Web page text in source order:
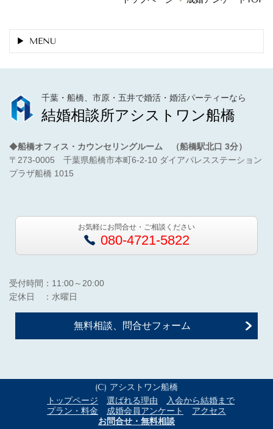
MENU
千葉・船橋、市原・五井で婚活・婚活パーティーなら
結婚相談所アシストワン船橋
◆船橋オフィス・カウンセリングルーム （船橋駅北口 3分）
〒273-0005 千葉県船橋市本町6-2-10 ダイアパレスステーション
プラザ船橋 1015
お気軽にお問合せ・ご相談ください
080-4721-5822
受付時間：11:00～20:00
定休日 ：水曜日
無料相談、問合せフォーム
(C) アシストワン船橋
トップページ
選ばれる理由
入会から結婚まで
プラン・料金
成婚会員アンケート
アクセス
お問合せ・無料相談